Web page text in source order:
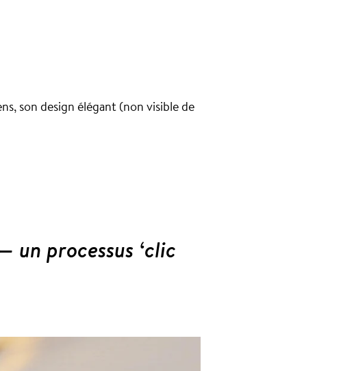
son design élégant (non visible de
un processus ‘clic